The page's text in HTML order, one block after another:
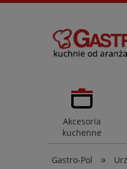
Akcesoria
kuchenne
Gastro-Pol »